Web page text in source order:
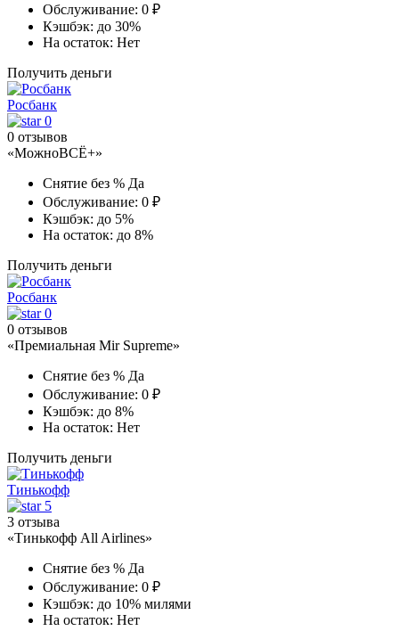
Обслуживание: 0 ₽
Кэшбэк: до 30%
На остаток: Нет
Получить деньги
Росбанк
0
0 отзывов
«МожноВСЁ+»
Снятие без % Да
Обслуживание: 0 ₽
Кэшбэк: до 5%
На остаток: до 8%
Получить деньги
Росбанк
0
0 отзывов
«Премиальная Mir Supreme»
Снятие без % Да
Обслуживание: 0 ₽
Кэшбэк: до 8%
На остаток: Нет
Получить деньги
Тинькофф
5
3 отзыва
«Тинькофф All Airlines»
Снятие без % Да
Обслуживание: 0 ₽
Кэшбэк: до 10% милями
На остаток: Нет